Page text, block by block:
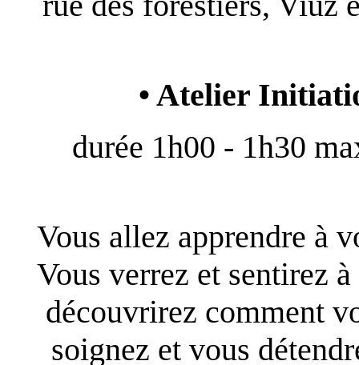
• Atelier
durée 1h00 - 1h30
Vous allez apprendre à
Vous verrez et sentirez
découvrirez comment
soignez et vous